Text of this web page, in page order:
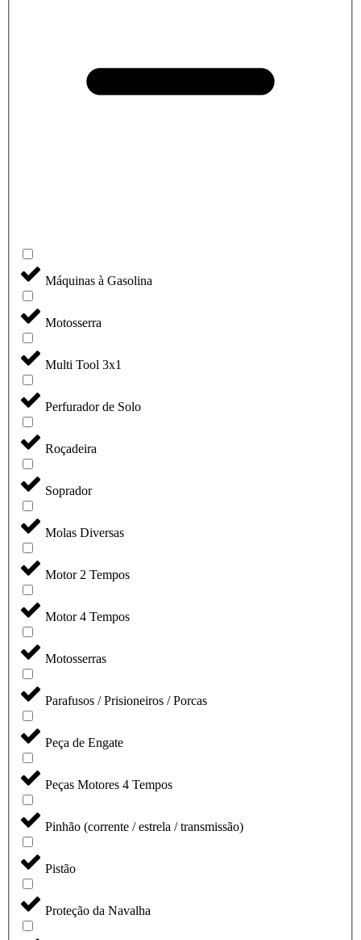
Máquinas à Gasolina
Motosserra
Multi Tool 3x1
Perfurador de Solo
Roçadeira
Soprador
Molas Diversas
Motor 2 Tempos
Motor 4 Tempos
Motosserras
Parafusos / Prisioneiros / Porcas
Peça de Engate
Peças Motores 4 Tempos
Pinhão (corrente / estrela / transmissão)
Pistão
Proteção da Navalha